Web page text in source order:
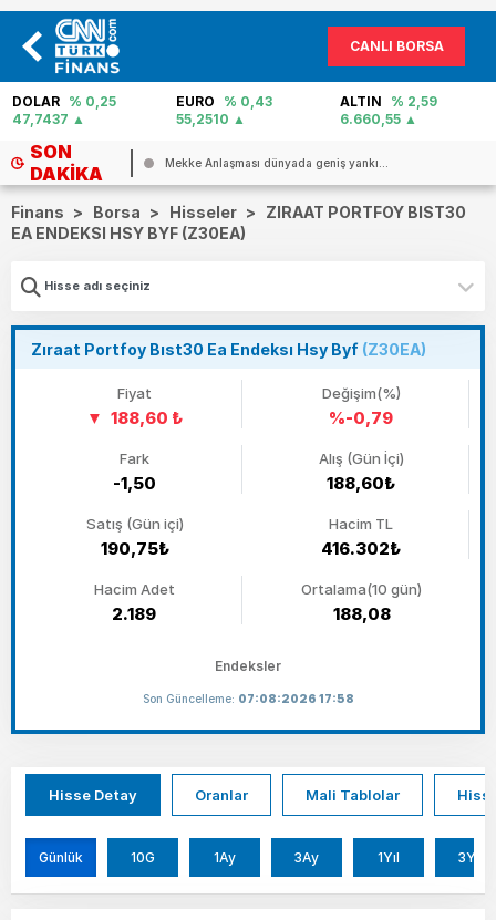
CANLI BORSA
EURO % 0,43
55,2510
ALTIN
% 2,59
6.660,55
PETROL
% -0,22
82,31
SON
DAKIKA
Mekke Anlaşması dünyada geniş yankı...
Finans > Borsa > Hisseler >
ZIRAAT PORTFOY BIST30
EA ENDEKSI HSY BYF (Z30EA)
Zıraat Portfoy Bıst30 Ea Endeksı Hsy Byf (Z30EA)
Fiyat
188,60 ₺
Değişim(%)
%-0,79
Fark
-1,50
Alış (Gün İçi)
188,60₺
Satış (Gün içi)
190,75₺
Hacim TL
416.302₺
Hacim Adet
2.189
Ortalama(10 gün)
188,08
Endeksler
Son Güncelleme: 07:08:2026 17:58
Hisse Detay Oranlar Mali Tablolar
Günlük 10G 1Ay 3Ay 1Yıl 3Yıl